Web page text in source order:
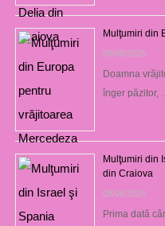
Mulţumiri din
09/08/2026
Doamna
înger păzitor, …
Mulţumiri din
din Craiova
08/08/2026
Prima dată